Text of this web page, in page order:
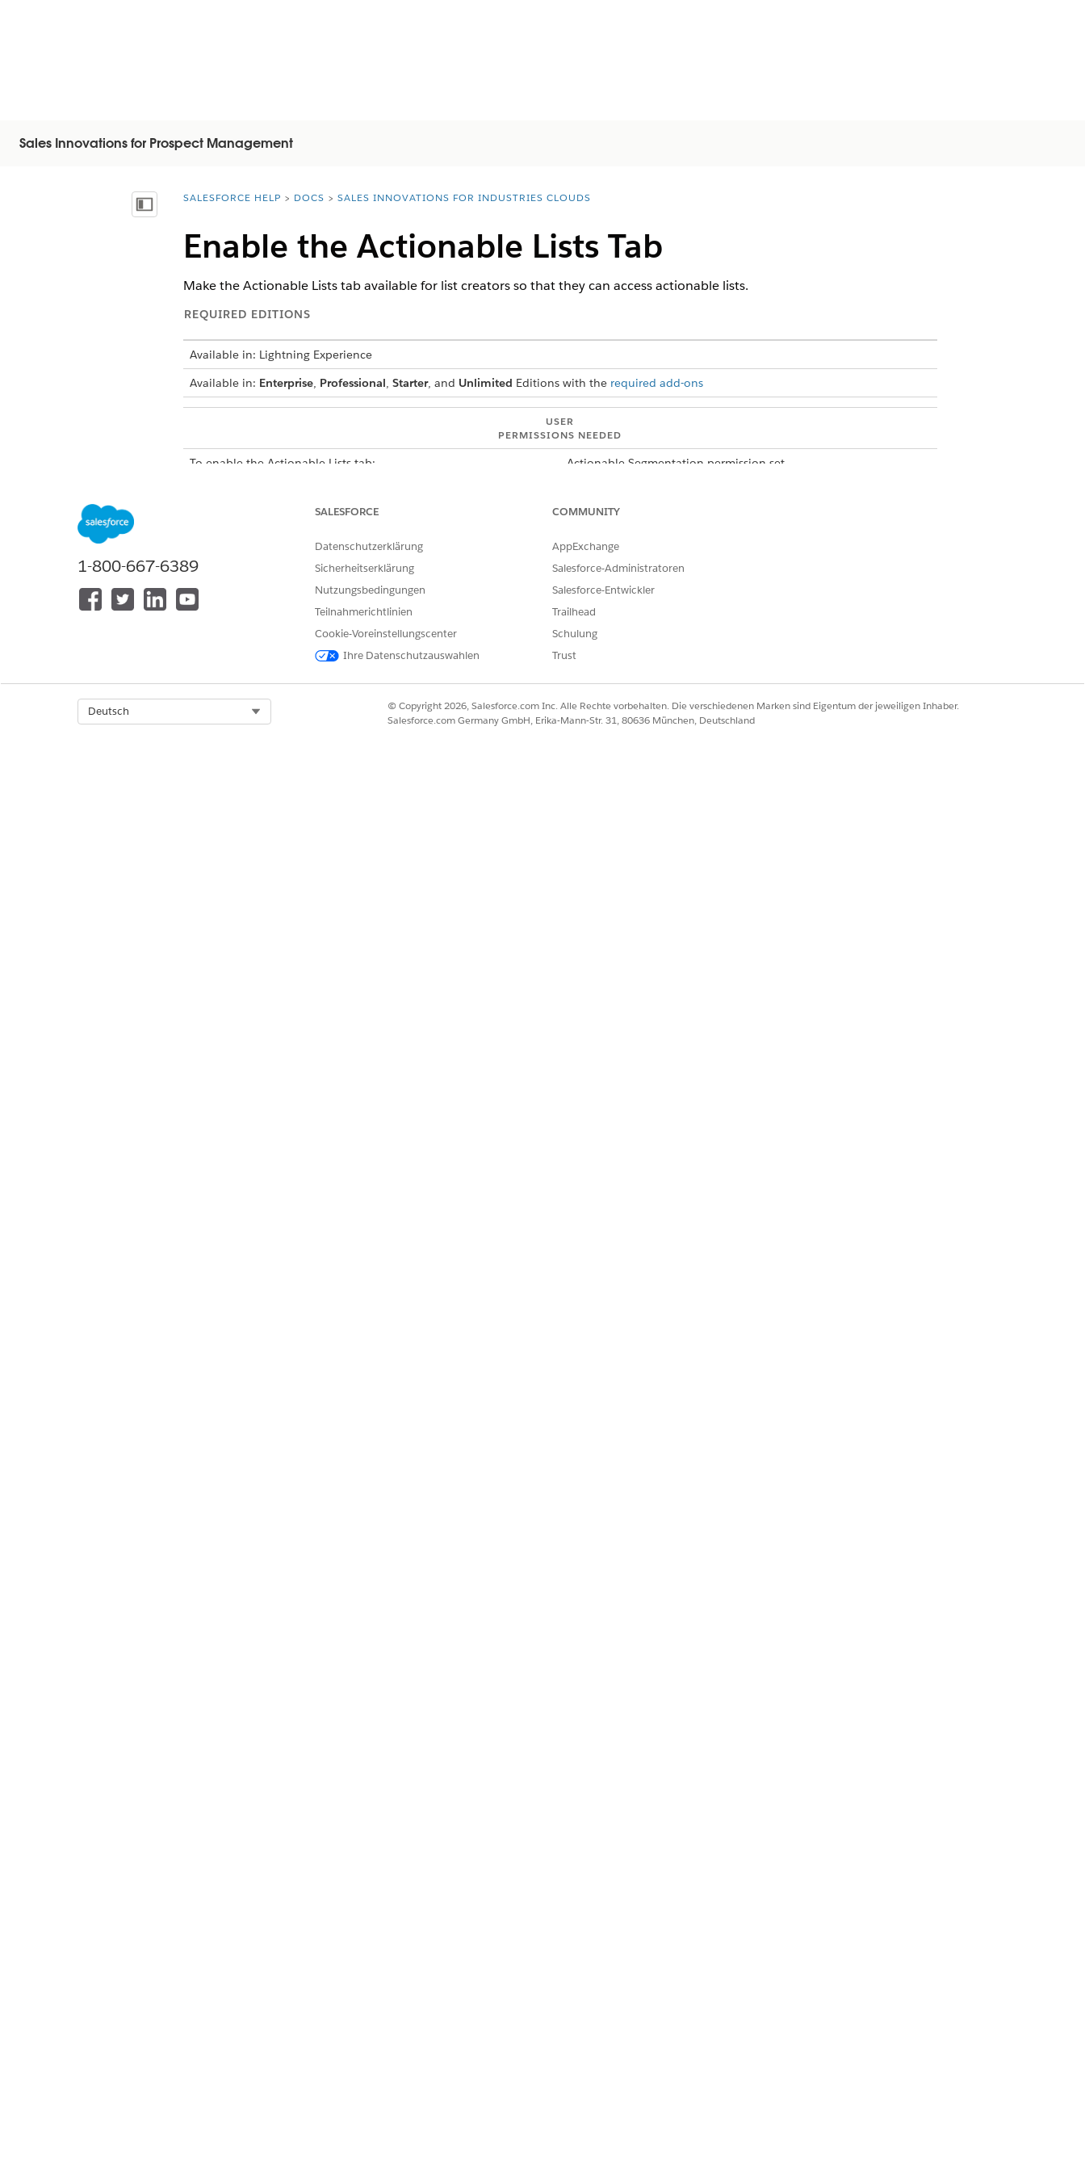
Sales Innovations for Prospect Management
Inhalt anzeigenYou are here:
SALESFORCE HELP DOCS SALES INNOVATIONS FOR INDUSTRIES CLOUDS
Enable the Actionable Lists Tab
Make the Actionable Lists tab available for list creators so that they can access actionable lists.
REQUIRED EDITIONS
Available in: Lightning Experience
Available in: Enterprise, Professional, Starter, and Unlimited Editions with the required add-ons
USER
PERMISSIONS NEEDED
To enable the Actionable Lists tab: Actionable Segmentation permission set
next to the profile assigned to list creators.
KONNTEN SIE IHR PROBLEM MITHILFE DIESES ARTIKELS LÖSEN?
Geben Sie uns Feedback, damit wir uns verbessern können.
1-800-667-6389
SALESFORCE
Datenschutzerklärung
Sicherheitserklärung
Nutzungsbedingungen
Teilnahmerichtlinien
Cookie-Voreinstellungscenter
Ihre Datenschutzauswahlen
COMMUNITY
AppExchange
Salesforce-Administratoren
Salesforce-Entwickler
Trailhead
Schulung
Trust
Deutsch
© Copyright 2026, Salesforce.com Inc. Alle Rechte vorbehalten. Die verschiedenen Marken sind Eigentum der jeweiligen Inhaber.
Salesforce.com Germany GmbH, Erika-Mann-Str. 31, 80636 München, Deutschland